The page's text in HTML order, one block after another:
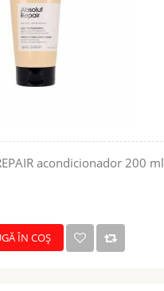
acondicionador 200 ml
ÎN COŞ